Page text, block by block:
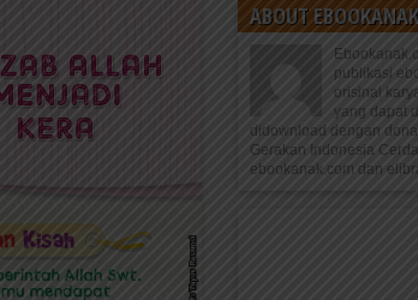
ABOUT EBOOKANAK
publikasi
orisinal
yang dapat
didownload dengan
Gerakan Indonesia
ebookanak.com dan